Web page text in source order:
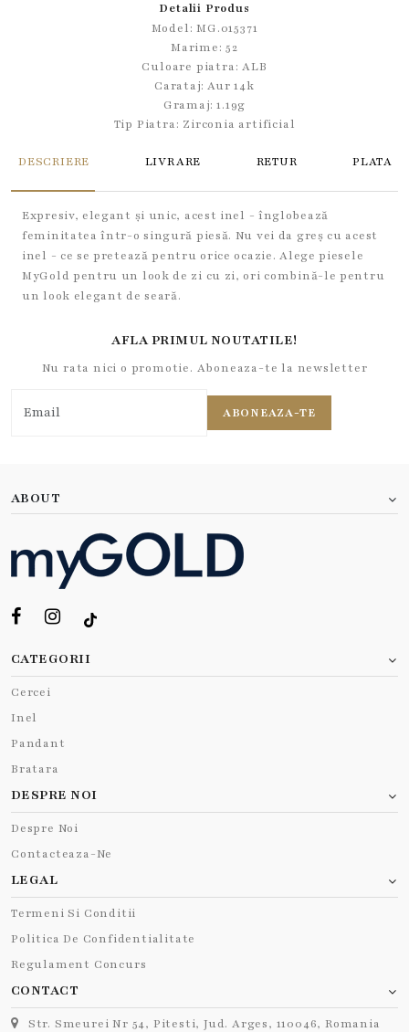
Detalii Produs
Model: MG.015371
Marime: 52
Culoare piatra: ALB
Carataj: Aur 14k
Gramaj: 1.19g
Tip Piatra: Zirconia artificial
DESCRIERE LIVRARE RETUR PLATA
Expresiv, elegant și unic, acest inel - înglobează
feminitatea într-o singură piesă. Nu vei da greș cu acest
inel - ce se pretează pentru orice ocazie. Alege piesele
MyGold pentru un look de zi cu zi, ori combină-le pentru
un look elegant de seară.
AFLA PRIMUL NOUTATILE!
Nu rata nici o promotie. Aboneaza-te la newsletter
ABONEAZA-TE
ABOUT
CATEGORII
Cercei
Inel
Pandant
Bratara
DESPRE NOI
Despre Noi
Contacteaza-Ne
LEGAL
Termeni Si Conditii
Politica De Confidentialitate
Regulament Concurs
CONTACT
Str. Smeurei Nr 54, Pitesti, Jud. Arges, 110046, Romania